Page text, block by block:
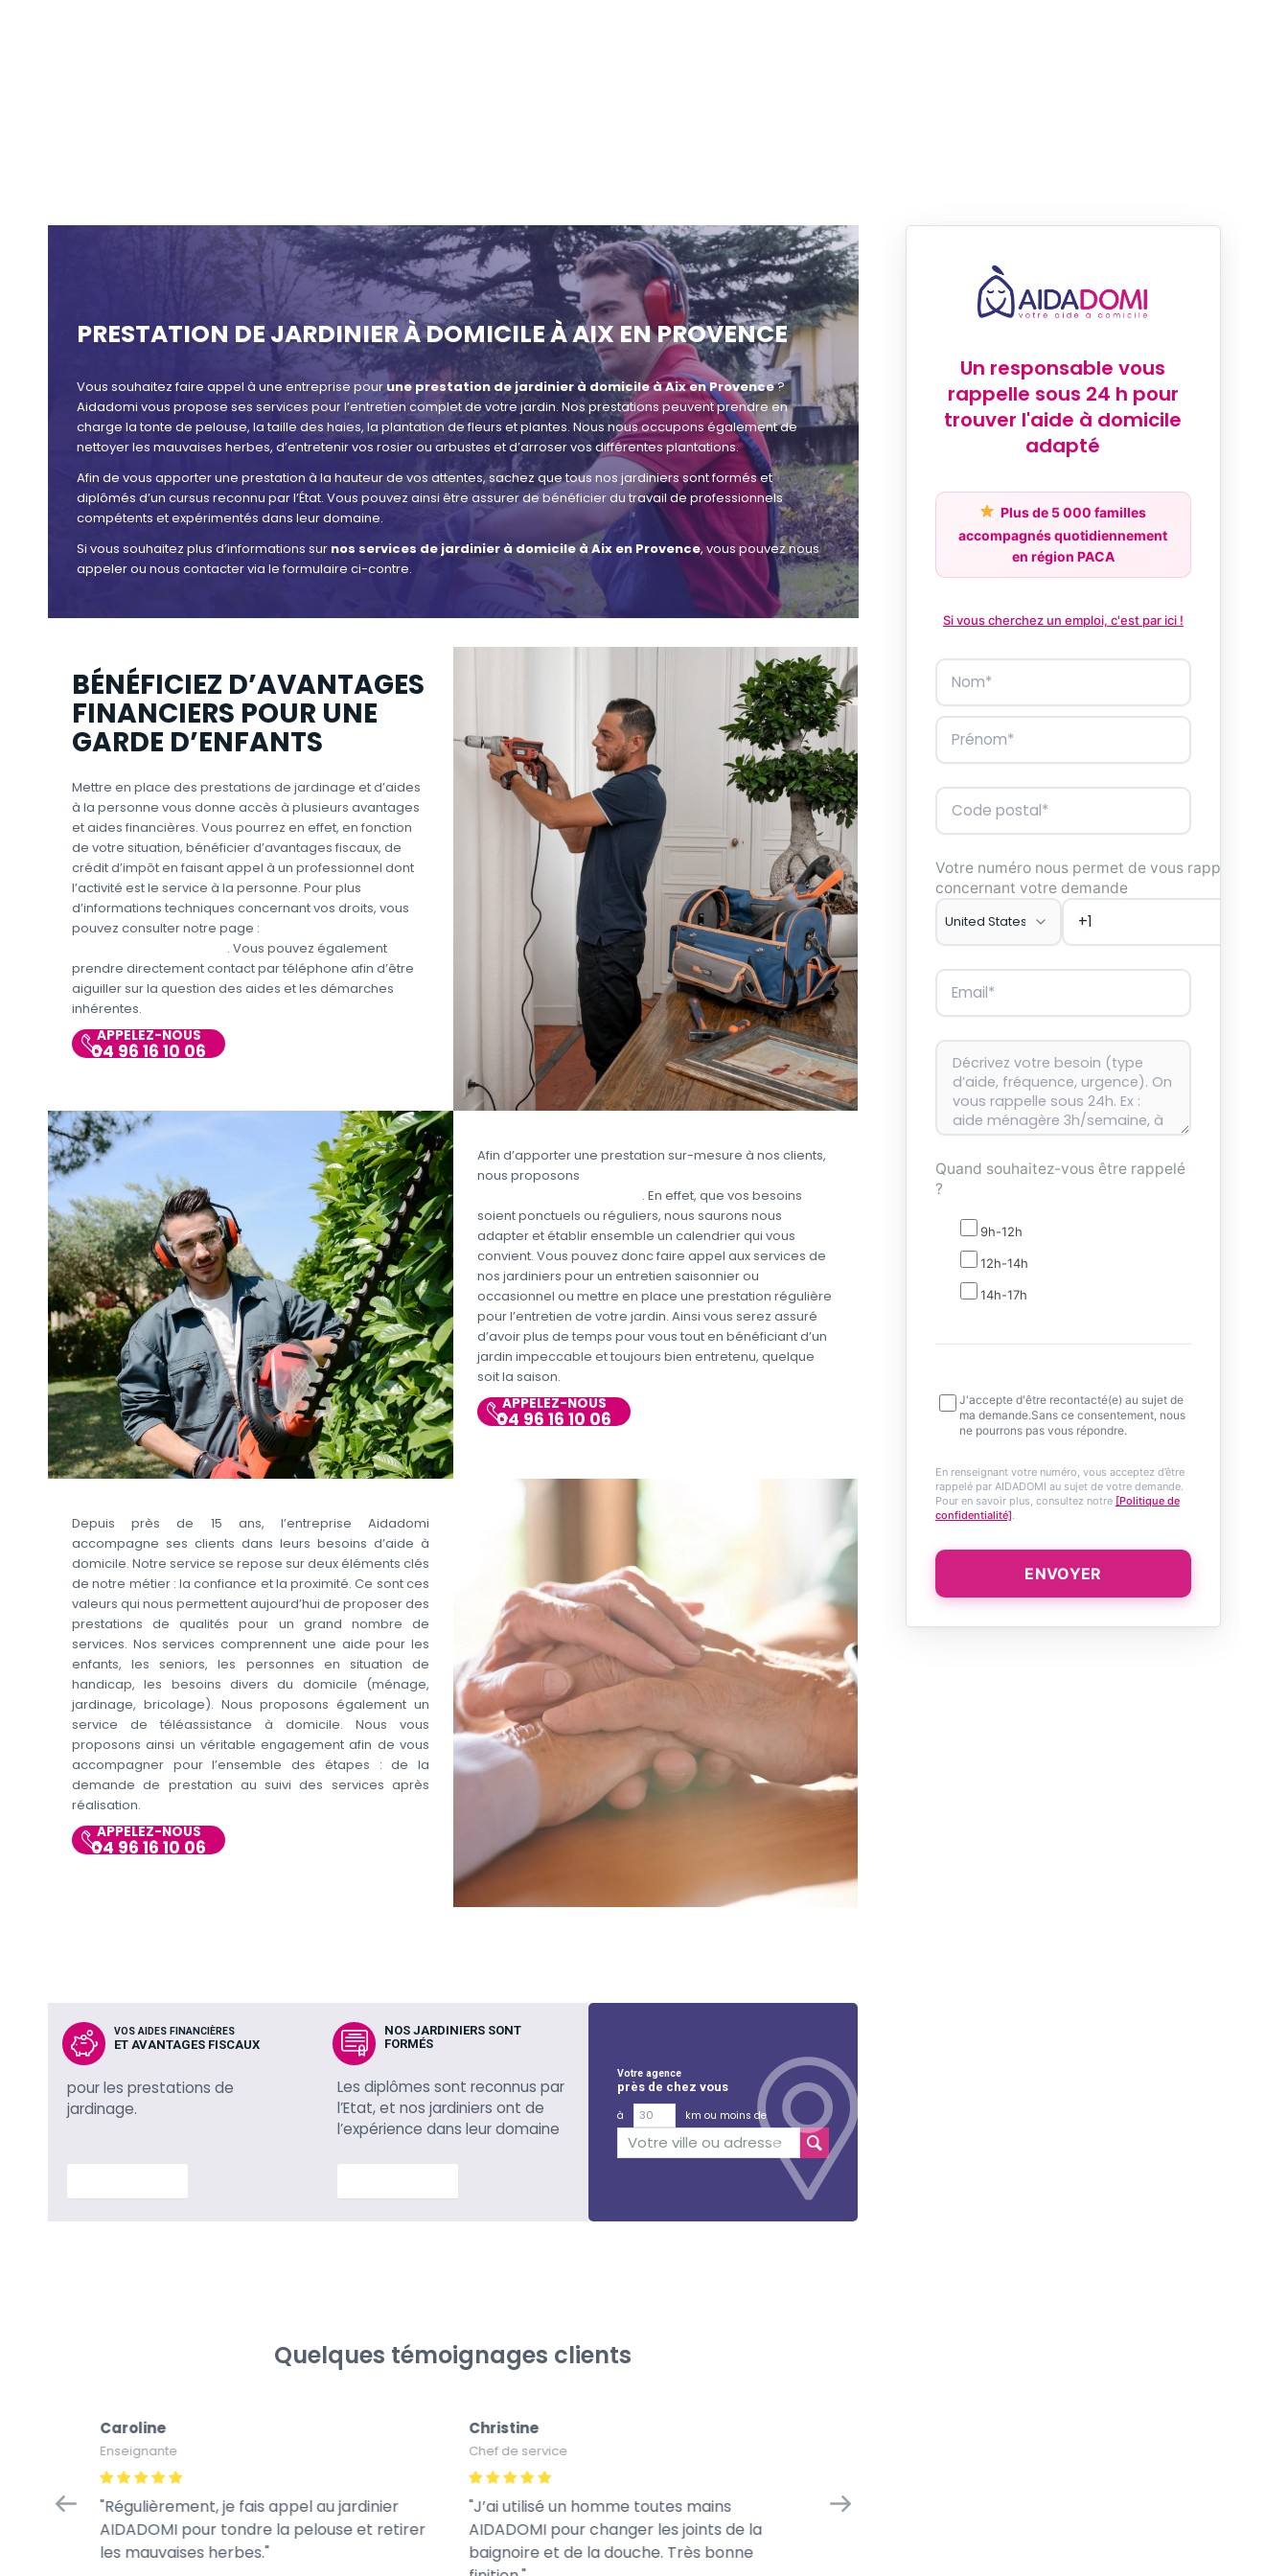
PRESTATION DE JARDINIER À DOMICILE À AIX EN PROVENCE
Vous souhaitez faire appel à une entreprise pour une prestation de jardinier à domicile à Aix en Provence?
Aidadomi vous propose ses services pour l’entretien complet de votre jardin. Nos prestations peuvent prendre en
charge la tonte de pelouse, la taille des haies, la plantation de fleurs et plantes. Nous nous occupons également de
nettoyer les mauvaises herbes, d’entretenir vos rosier ou arbustes et d’arroser vos différentes plantations.
Afin de vous apporter une prestation à la hauteur de vos attentes, sachez que tous nos jardiniers sont formés et
diplômés d’un cursus reconnu par l’État. Vous pouvez ainsi être assurer de bénéficier du travail de professionnels
compétents et expérimentés dans leur domaine.
Si vous souhaitez plus d’informations sur nos services de jardinier à domicile à Aix en Provence, vous pouvez nous
appeler ou nous contacter via le formulaire ci-contre.
BÉNÉFICIEZ D’AVANTAGES
FINANCIERS POUR UNE
GARDE D’ENFANTS
Mettre en place des prestations de jardinage et d’aides
à la personne vous donne accès à plusieurs avantages
et aides financières. Vous pourrez en effet, en fonction
de votre situation, bénéficier d’avantages fiscaux, de
crédit d’impôt en faisant appel à un professionnel dont
l’activité est le service à la personne. Pour plus
d’informations techniques concernant vos droits, vous
pouvez consulter notre page :
. Vous pouvez également
prendre directement contact par téléphone afin d’être
aiguiller sur la question des aides et les démarches
inhérentes.
APPELEZ-NOUS
04 96 16 10 06
Afin d’apporter une prestation sur-mesure à nos clients,
nous proposons
. En effet, que vos besoins
soient ponctuels ou réguliers, nous saurons nous
adapter et établir ensemble un calendrier qui vous
convient. Vous pouvez donc faire appel aux services de
nos jardiniers pour un entretien saisonnier ou
occasionnel ou mettre en place une prestation régulière
pour l’entretien de votre jardin. Ainsi vous serez assuré
d’avoir plus de temps pour vous tout en bénéficiant d’un
jardin impeccable et toujours bien entretenu, quelque
soit la saison.
APPELEZ-NOUS
04 96 16 10 06
Depuis près de 15 ans, l’entreprise Aidadomi
accompagne ses clients dans leurs besoins d’aide à
domicile. Notre service se repose sur deux éléments clés
de notre métier : la confiance et la proximité. Ce sont ces
valeurs qui nous permettent aujourd’hui de proposer des
prestations de qualités pour un grand nombre de
services. Nos services comprennent une aide pour les
enfants, les seniors, les personnes en situation de
handicap, les besoins divers du domicile (ménage,
jardinage, bricolage). Nous proposons également un
service de téléassistance à domicile. Nous vous
proposons ainsi un véritable engagement afin de vous
accompagner pour l’ensemble des étapes : de la
demande de prestation au suivi des services après
réalisation.
APPELEZ-NOUS
04 96 16 10 06
VOS AIDES FINANCIÈRES
ET AVANTAGES FISCAUX
pour les prestations de
jardinage.
NOS JARDINIERS SONT
FORMÉS
Les diplômes sont reconnus par
l’Etat, et nos jardiniers ont de
l’expérience dans leur domaine
Votre agence
près de chez vous
à
km ou moins de
Quelques témoignages clients
Caroline
Enseignante
Régulièrement, je fais appel au jardinier
AIDADOMI pour tondre la pelouse et retirer
les mauvaises herbes.
Christine
Chef de service
J’ai utilisé un homme toutes mains
AIDADOMI pour changer les joints de la
baignoire et de la douche. Très bonne
Après mon déménagement, l’homme
Un responsable vous
rappelle sous 24 h pour
trouver l'aide à domicile
adapté
Plus de 5 000 familles
accompagnés quotidiennement
en région PACA
Si vous cherchez un emploi, c'est par ici !
Votre numéro nous permet de vous rappeler
concernant votre demande
Quand souhaitez-vous être rappelé
?
9h-12h
12h-14h
14h-17h
J'accepte d'être recontacté(e) au sujet de
ma demande.Sans ce consentement, nous
ne pourrons pas vous répondre.
En renseignant votre numéro, vous acceptez d’être
rappelé par AIDADOMI au sujet de votre demande.
Pour en savoir plus, consultez notre [Politique de
confidentialité]